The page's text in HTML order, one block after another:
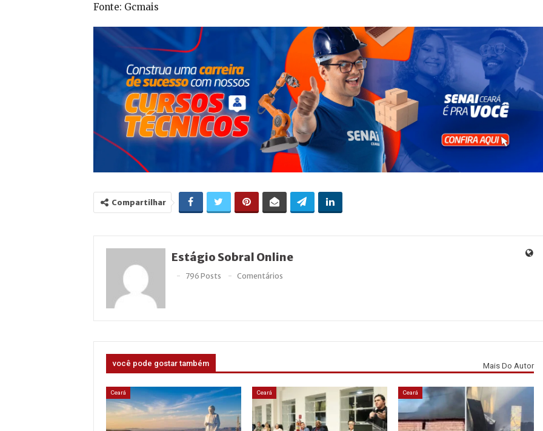
Fonte: Gcmais
Compartilhar
Estágio Sobral Online
796 Posts Comentários
você pode gostar também Mais Do Autor
Ceará Ceará Ceará